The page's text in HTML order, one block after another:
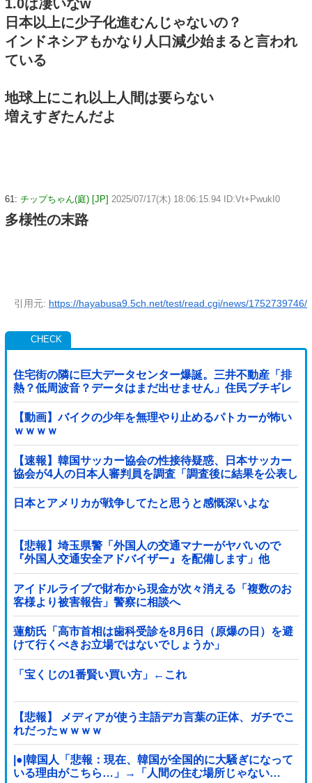
1.0は凄いなw
日本以上に少子化進むんじゃないの？
インドネシアもかなり人口減少始まると言われ
ている
地球上にこれ以上人間は要らない
増えすぎたんだよ
61: チップちゃん(庭) [JP] 2025/07/17(木) 18:06:15.94 ID:Vt+PwukI0
多様性の末路
引用元: https://hayabusa9.5ch.net/test/read.cgi/news/1752739746/
住宅街の隣に巨大データセンター爆誕。三井不動産「排
熱？低周波音？データはまだ出せません」住民ブチギレ
【動画】バイクの少年を無理やり止めるパトカーが怖い
ｗｗｗｗ
【速報】韓国サッカー協会の性接待疑惑、日本サッカー
協会が4人の日本人審判員を調査「調査後に結果を公表し
ます」
日本とアメリカが戦争してたと思うと感慨深いよな
【悲報】埼玉県警「外国人の交通マナーがヤバいので
『外国人交通安全アドバイザー』を配備します」他
アイドルライブで財布から現金が次々消える「複数のお
客様より被害報告」警察に相談へ
蓮舫氏「高市首相は歯科受診を8月6日（原爆の日）を避
けて行くべきお立場ではないでしょうか」
「宝くじの1番賢い買い方」←これ
【悲報】 メディアが使う主語デカ言葉の正体、ガチでこ
れだったｗｗｗｗ
|●|韓国人「悲報：現在、韓国が全国的に大騒ぎになって
いる理由がこちら…」→「人間の住む場所じゃない…